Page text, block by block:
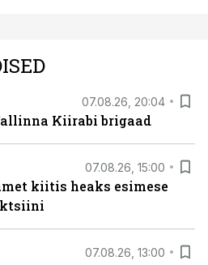
07.08.26, 20:04
Kiirabi brigaad
07.08.26, 15:00
kiitis heaks esimese
07.08.26, 13:00